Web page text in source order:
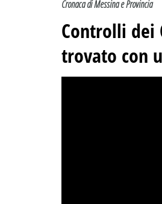
Cronaca di Messina e Provincia
Controlli dei
trovato con